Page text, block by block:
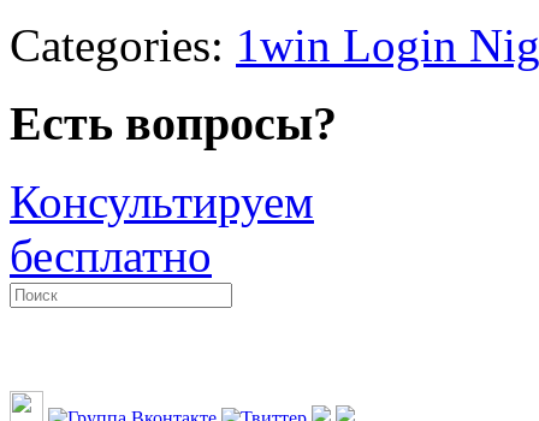
Categories: 1win Login
Есть вопросы?
Консультируем
бесплатно